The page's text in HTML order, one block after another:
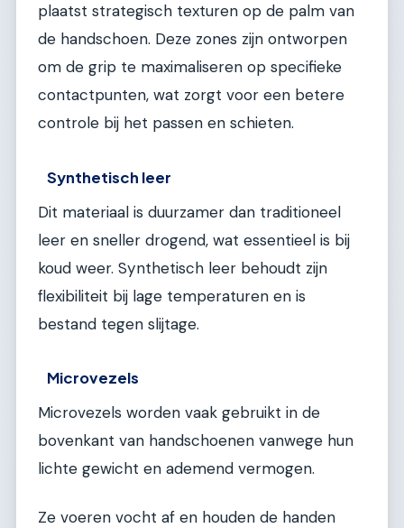
plaatst strategisch texturen op de palm van
de handschoen. Deze zones zijn ontworpen
om de grip te maximaliseren op specifieke
contactpunten, wat zorgt voor een betere
controle bij het passen en schieten.
Synthetisch leer
Dit materiaal is duurzamer dan traditioneel
leer en sneller drogend, wat essentieel is bij
koud weer. Synthetisch leer behoudt zijn
flexibiliteit bij lage temperaturen en is
bestand tegen slijtage.
Microvezels
Microvezels worden vaak gebruikt in de
bovenkant van handschoenen vanwege hun
lichte gewicht en ademend vermogen.
Ze voeren vocht af en houden de handen